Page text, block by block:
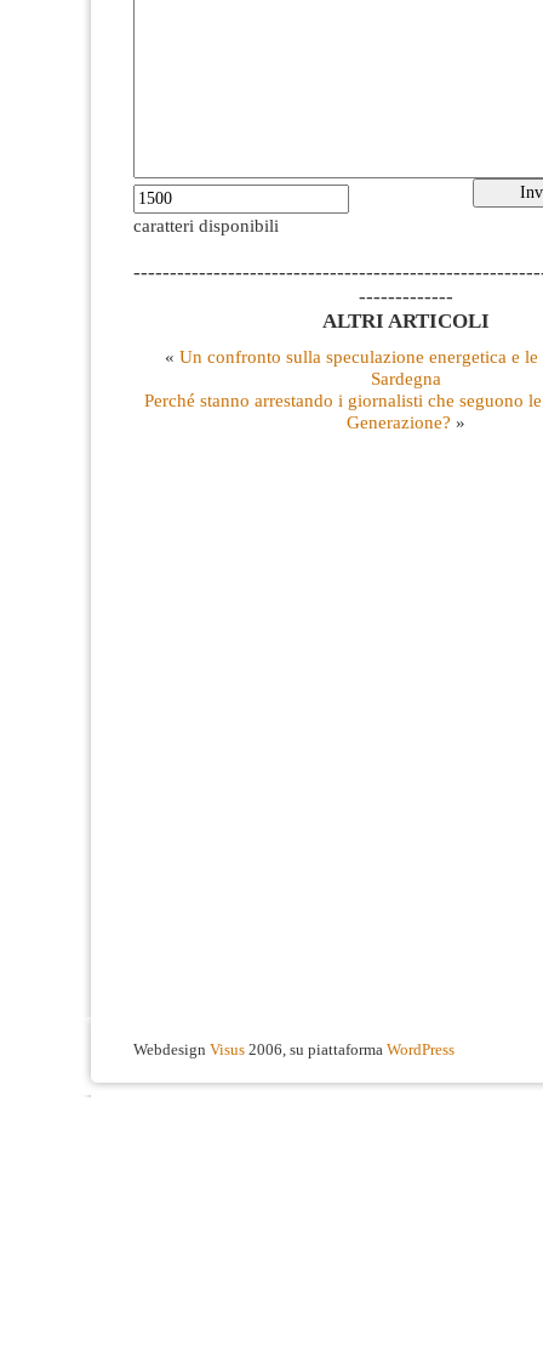
caratteri disponibili
-------------
ALTRI ARTICOLI
« Un confronto sulla speculazione energetica e
Sardegna
Perché stanno arrestando i giornalisti che seguono
Generazione? »
Webdesign Visus 2006, su piattaforma WordPress